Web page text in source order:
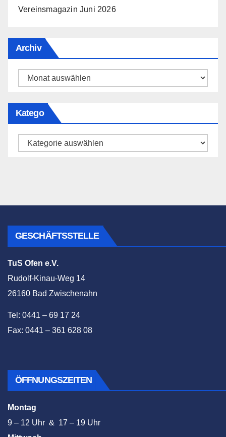
Vereinsmagazin Juni 2026
Archiv
Archiv
Katego
Katego
GESCHÄFTSSTELLE
TuS Ofen e.V.
Rudolf-Kinau-Weg 14
26160 Bad Zwischenahn
Tel: 0441 – 69 17 24
Fax: 0441 – 361 628 08
ÖFFNUNGSZEITEN
Montag
9 – 12 Uhr & 17 – 19 Uhr